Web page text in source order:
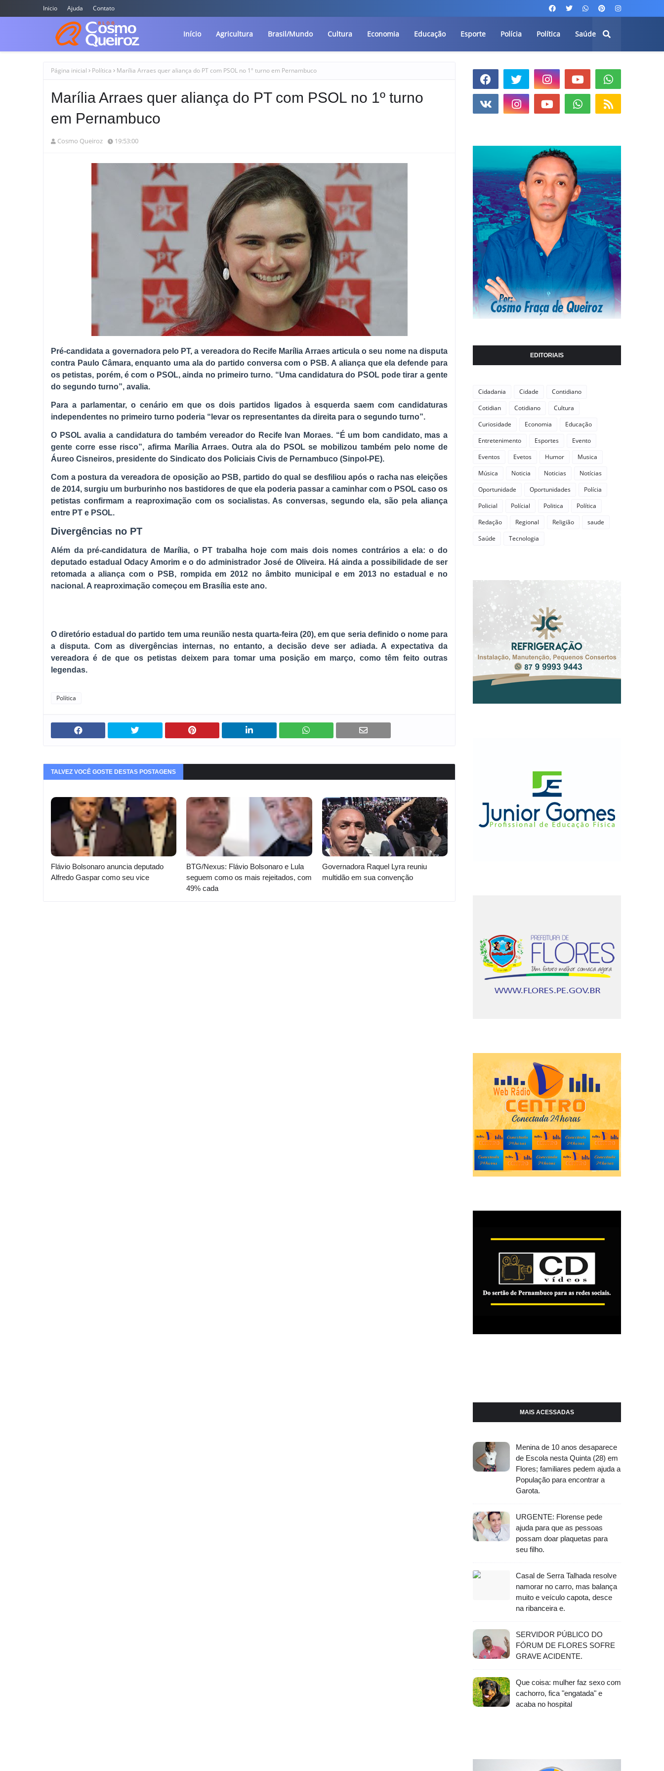
Inicio Ajuda Contato
Início Agricultura Brasil/Mundo Cultura Economia Educação Esporte Polícia Política Saúde
Página inicial Política Marília Arraes quer aliança do PT com PSOL no 1º turno em Pernambuco
Marília Arraes quer aliança do PT com PSOL no 1º turno
em Pernambuco
Cosmo Queiroz 19:53:00
Pré-candidata a governadora pelo PT, a vereadora do Recife Marília Arraes articula o seu nome na disputa
contra Paulo Câmara, enquanto uma ala do partido conversa com o PSB. A aliança que ela defende para
os petistas, porém, é com o PSOL, ainda no primeiro turno. “Uma candidatura do PSOL pode tirar a gente
do segundo turno”, avalia.
Para a parlamentar, o cenário em que os dois partidos ligados à esquerda saem com candidaturas
independentes no primeiro turno poderia “levar os representantes da direita para o segundo turno”.
O PSOL avalia a candidatura do também vereador do Recife Ivan Moraes. “É um bom candidato, mas a
gente corre esse risco”, afirma Marília Arraes. Outra ala do PSOL se mobilizou também pelo nome de
Áureo Cisneiros, presidente do Sindicato dos Policiais Civis de Pernambuco (Sinpol-PE).
Com a postura da vereadora de oposição ao PSB, partido do qual se desfiliou após o racha nas eleições
de 2014, surgiu um burburinho nos bastidores de que ela poderia passar a caminhar com o PSOL caso os
petistas confirmam a reaproximação com os socialistas. As conversas, segundo ela, são pela aliança
entre PT e PSOL.
Divergências no PT
Além da pré-candidatura de Marília, o PT trabalha hoje com mais dois nomes contrários a ela: o do
deputado estadual Odacy Amorim e o do administrador José de Oliveira. Há ainda a possibilidade de ser
retomada a aliança com o PSB, rompida em 2012 no âmbito municipal e em 2013 no estadual e no
nacional. A reaproximação começou em Brasília este ano.
O diretório estadual do partido tem uma reunião nesta quarta-feira (20), em que seria definido o nome para
a disputa. Com as divergências internas, no entanto, a decisão deve ser adiada. A expectativa da
vereadora é de que os petistas deixem para tomar uma posição em março, como têm feito outras
legendas.
Política
TALVEZ VOCÊ GOSTE DESTAS POSTAGENS
Flávio Bolsonaro anuncia deputado
Alfredo Gaspar como seu vice
BTG/Nexus: Flávio Bolsonaro e Lula
seguem como os mais rejeitados, com
49% cada
Governadora Raquel Lyra reuniu
multidão em sua convenção
EDITORIAIS
Cidadania Cidade
Contidiano
Cotidian
Cotidiano
Cultura
Curiosidade
Economia
Educação
Entretenimento
Esportes
Evento
Eventos
Evetos Humor
Musica
Música
Noticia Noticias
Notícias
Oportunidade
Oportunidades
Polícia
Policial
Polícial Politica
Política
Redação
Regional Religião
saude
Saúde
Tecnologia
MAIS ACESSADAS
Menina de 10 anos desaparece
de Escola nesta Quinta (28) em
Flores; familiares pedem ajuda a
População para encontrar a
Garota.
URGENTE: Florense pede
ajuda para que as pessoas
possam doar plaquetas para
seu filho.
Casal de Serra Talhada resolve
namorar no carro, mas balança
muito e veículo capota, desce
na ribanceira e.
SERVIDOR PÚBLICO DO
FÓRUM DE FLORES SOFRE
GRAVE ACIDENTE.
Que coisa: mulher faz sexo com
cachorro, fica "engatada" e
acaba no hospital